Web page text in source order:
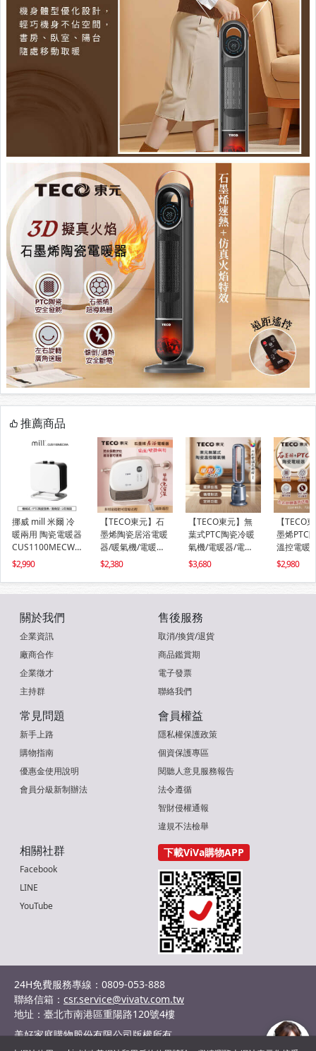
推薦商品
挪威 mill 米爾 冷
暖兩用 陶瓷電暖器
CUS1100MECWA
【隨身型】
2,990
【TECO東元】石
墨烯陶瓷居浴電暖
器/暖氣機/電暖爐
(XYFYN3007CBW)
2,380
【TECO東元】無
葉式PTC陶瓷冷暖
氣機/電暖器/電暖
爐(XYFYN3009CB
3,680
【TECO
墨烯PTC
溫控電暖
機/電暖爐
005CBW)
2,980
關於我們
企業資訊
廠商合作
企業徵才
主持群
售後服務
取消/換貨/退貨
商品鑑賞期
電子發票
聯絡我們
常見問題
新手上路
購物指南
優惠金使用說明
會員分級新制辦法
會員權益
隱私權保護政策
個資保護專區
閱聽人意見服務報告
法令遵循
智財侵權通報
違規不法檢舉
相關社群
Facebook
LINE
YouTube
下載ViVa購物APP
24H免費服務專線：0809-053-888
聯絡信箱： csr.service@vivatv.com.tw
地址：臺北市南港區重陽路120號4樓
美好家庭購物股份有限公司版權所有